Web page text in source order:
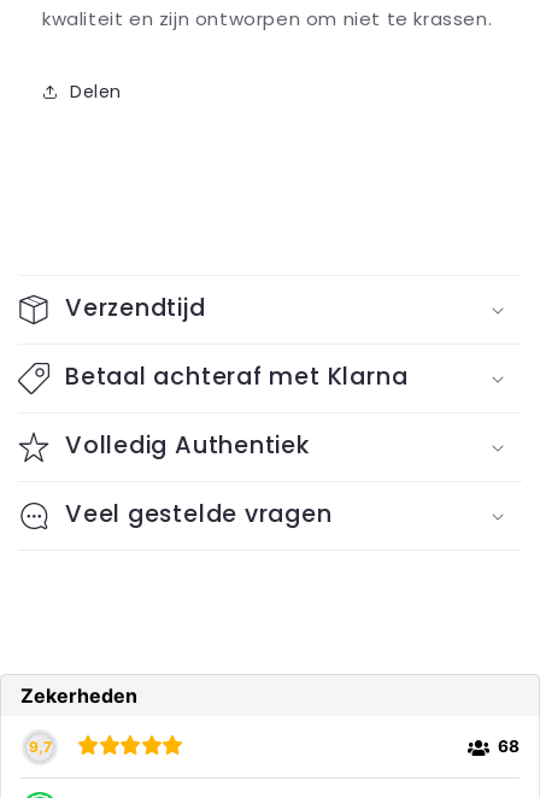
kwaliteit en zijn ontworpen om niet te krassen.
Delen
o
l
p
s
i
c
o
n
Verzendtijd
Betaal achteraf met Klarna
Volledig Authentiek
Veel gestelde vragen